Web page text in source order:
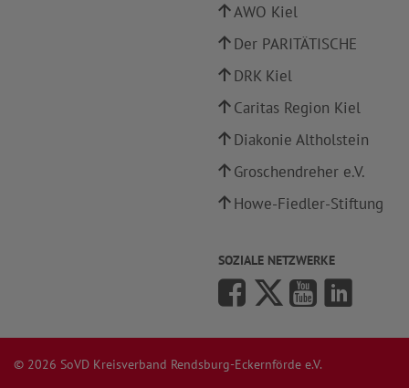
AWO Kiel
Der PARITÄTISCHE
DRK Kiel
Caritas Region Kiel
Diakonie Altholstein
Groschendreher e.V.
Howe-Fiedler-Stiftung
SOZIALE NETZWERKE
© 2026 SoVD Kreisverband Rendsburg-Eckernförde e.V.